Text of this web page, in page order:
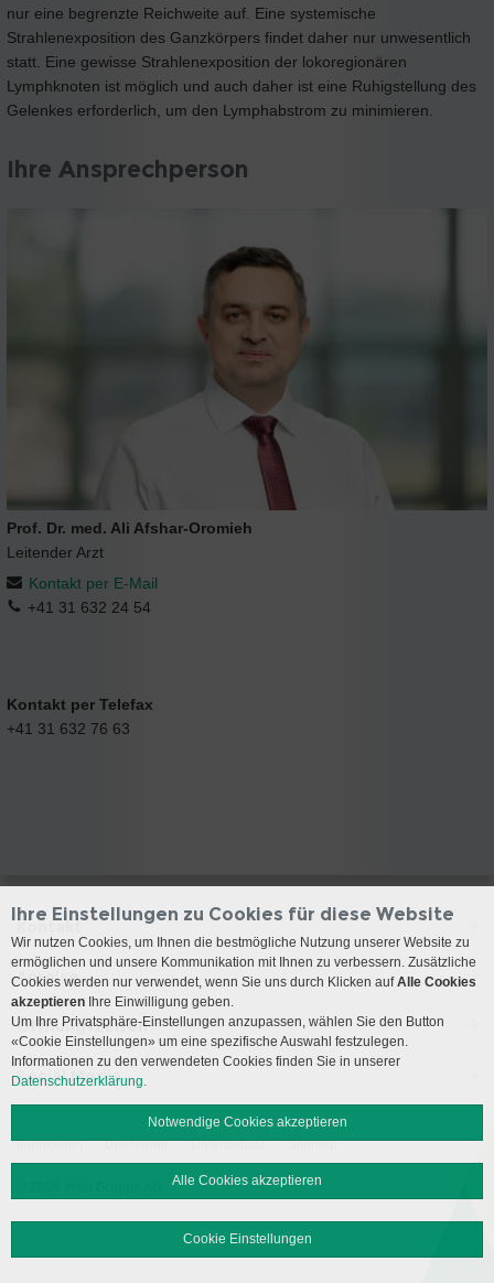
nur eine begrenzte Reichweite auf. Eine systemische
Strahlenexposition des Ganzkörpers findet daher nur unwesentlich
statt. Eine gewisse Strahlenexposition der lokoregionären
Lymphknoten ist möglich und auch daher ist eine Ruhigstellung des
Gelenkes erforderlich, um den Lymphabstrom zu minimieren.
Ihre Ansprechperson
Prof. Dr. med. Ali Afshar-Oromieh
Leitender Arzt
Kontakt per E-Mail
+41 31 632 24 54
Kontakt per Telefax
+41 31 632 76 63
Anreise
Öffnungszeiten
Social Media
Impressum Disclaimer Datenschutz Sitemap
Ihre Einstellungen zu Cookies für diese Website
Wir nutzen Cookies, um Ihnen die bestmögliche Nutzung unserer Website zu
ermöglichen und unsere Kommunikation mit Ihnen zu verbessern. Zusätzliche
Cookies werden nur verwendet, wenn Sie uns durch Klicken aufAlle Cookies
akzeptieren Ihre Einwilligung geben.
Um Ihre Privatsphäre-Einstellungen anzupassen, wählen Sie den Button
«Cookie Einstellungen» um eine spezifische Auswahl festzulegen.
Informationen zu den verwendeten Cookies finden Sie in unserer
Datenschutzerklärung.
Notwendige Cookies akzeptieren
Alle Cookies akzeptieren
Cookie Einstellungen